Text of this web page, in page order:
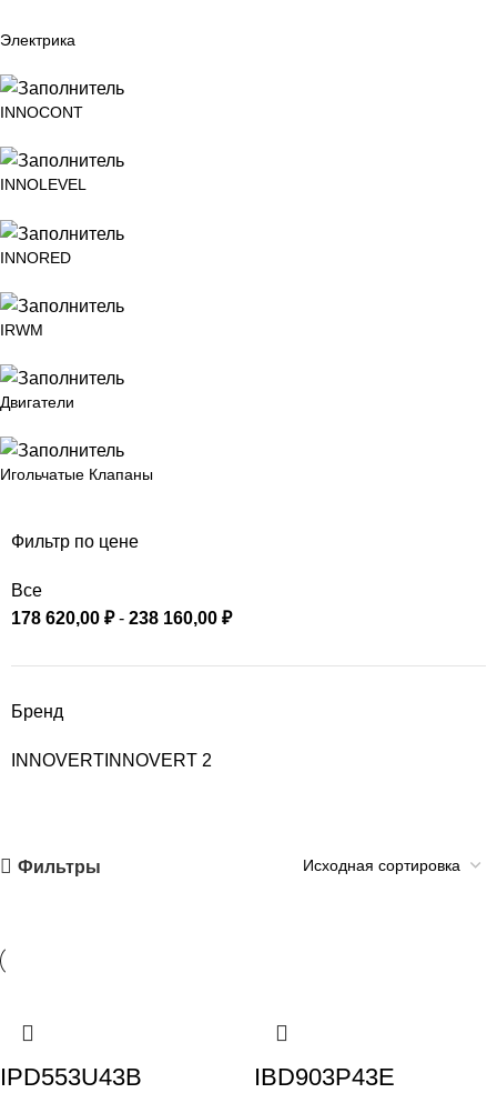
Электрика
INNOCONT
INNOLEVEL
INNORED
IRWM
Двигатели
Игольчатые Клапаны
Фильтр по цене
Все
178 620,00 ₽- 238 160,00 ₽
Бренд
INNOVERT INNOVERT 2
Фильтры
IPD553U43B IBD903P43E